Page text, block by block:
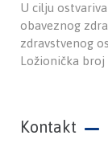
U cilju
obaveznog
zdravstvenog
Ložionička broj
Kontakt